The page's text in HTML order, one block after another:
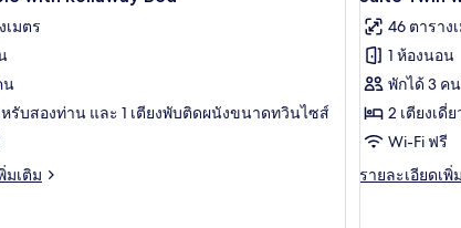
คิว
ทีฟ
(with
Sofa
Bed)
เมตร
น
หรับสองท่าน และ 1 เตียงพับติดผนังขนาดทวินไซส์
มเติม
ภาพถ่าย
ทั้งหมด
ของ
Suite
Twin
Rollaway
46 ตาราง
1 ห้องนอน
พักได้ 3 คน
2 เตียงเดี่
Wi-Fi ฟรี
รายละเอียดเพิ่
ราย